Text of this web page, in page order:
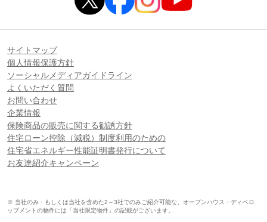
サイトマップ
個人情報保護方針
ソーシャルメディアガイドライン
よくいただく質問
お問い合わせ
企業情報
保険商品の販売に関する勧誘方針
住宅ローン控除（減税）制度利用のための
住宅省エネルギー性能証明書発行について
お友達紹介キャンペーン
※ 当社のみ・もしくは当社を含めた2～3社でのみご紹介可能な、オープンハウス・ディベロ
ップメントの物件には「当社限定物件」の記載がございます。